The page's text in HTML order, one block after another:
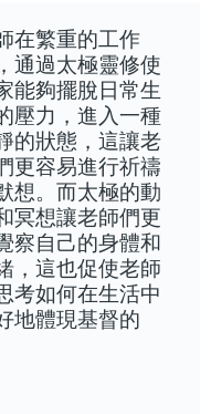
在繁重的工作
通過太極靈修使
能夠擺脫日常生
壓力，進入一種
的狀態，這讓老
更容易進行祈禱
想。而太極的動
冥想讓老師們更
察自己的身體和
，這也促使老師
考如何在生活中
地體現基督的